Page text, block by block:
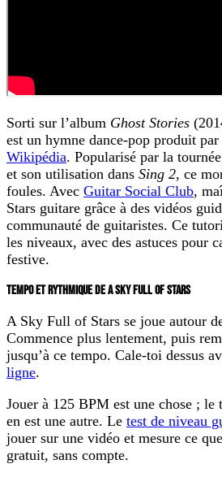
Sorti sur l’album Ghost Stories
est un hymne dance-pop produit
Wikipédia. Popularisé par la tournée
et son utilisation dans Sing 2, ce
foules. Avec Guitar Social Club,
Stars guitare grâce à des vidéos
communauté de guitaristes. Ce
les niveaux, avec des astuces pour
festive.
TEMPO ET RYTHMIQUE DE A SKY FULL OF STARS
A Sky Full of Stars se joue autour
Commence plus lentement, puis
jusqu’à ce tempo. Cale-toi dessus
ligne.
Jouer à 125 BPM est une chose ;
en est une autre. Le test de niveau
jouer sur une vidéo et mesure ce
gratuit, sans compte.